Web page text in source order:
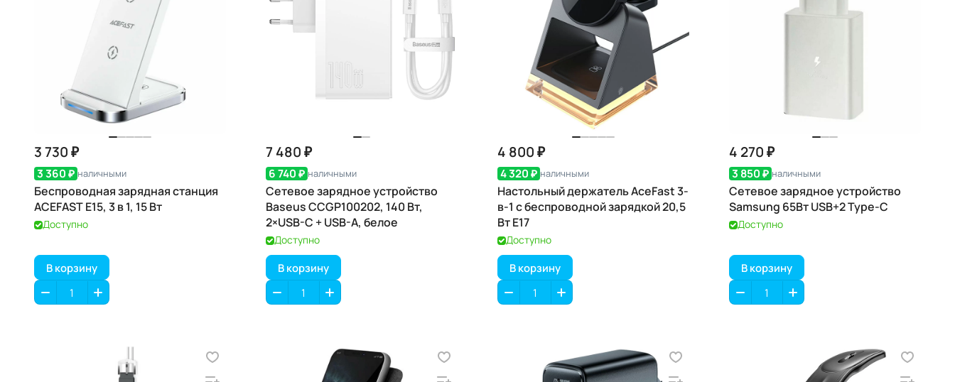
3 730 ₽
3 360 ₽ наличными
Беспроводная зарядная станция
ACEFAST E15, 3 в 1, 15 Вт
Доступно
В корзину
7 480 ₽
6 740 ₽ наличными
Сетевое зарядное устройство
Baseus CCGP100202, 140 Вт,
2×USB-C + USB-A, белое
Доступно
В корзину
4 800 ₽
4 320 ₽ наличными
Настольный держатель AceFast 3-
в-1 с беспроводной зарядкой 20,5
Вт E17
Доступно
В корзину
4 270 ₽
3 850 ₽ наличными
Сетевое зарядное устройство
Samsung 65Вт USB+2 Type-C
Доступно
В корзину